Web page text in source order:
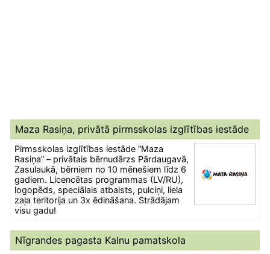
Maza Rasiņa, privātā pirmsskolas izglītības iestāde
Pirmsskolas izglītības iestāde “Maza
Rasiņa” – privātais bērnudārzs Pārdaugavā,
Zasulaukā, bērniem no 10 mēnešiem līdz 6
gadiem. Licencētas programmas (LV/RU),
logopēds, speciālais atbalsts, pulciņi, liela
zaļa teritorija un 3x ēdināšana. Strādājam
visu gadu!
Nīgrandes pagasta Kalnu pamatskola